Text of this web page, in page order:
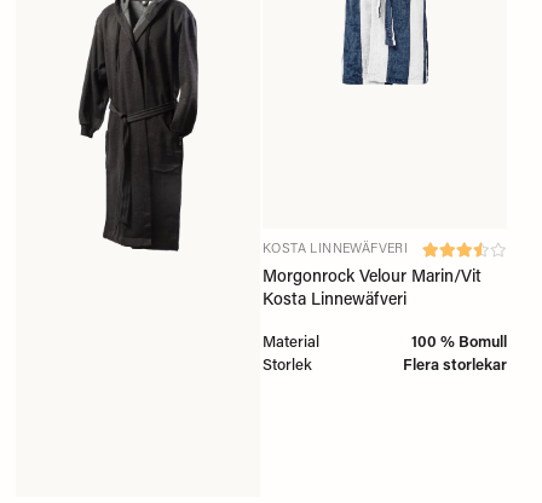
KOSTA LINNEWÄFVERI
Morgonrock Velour Marin/Vit
Kosta Linnewäfveri
Material
100 % Bomull
Storlek
Flera storlekar